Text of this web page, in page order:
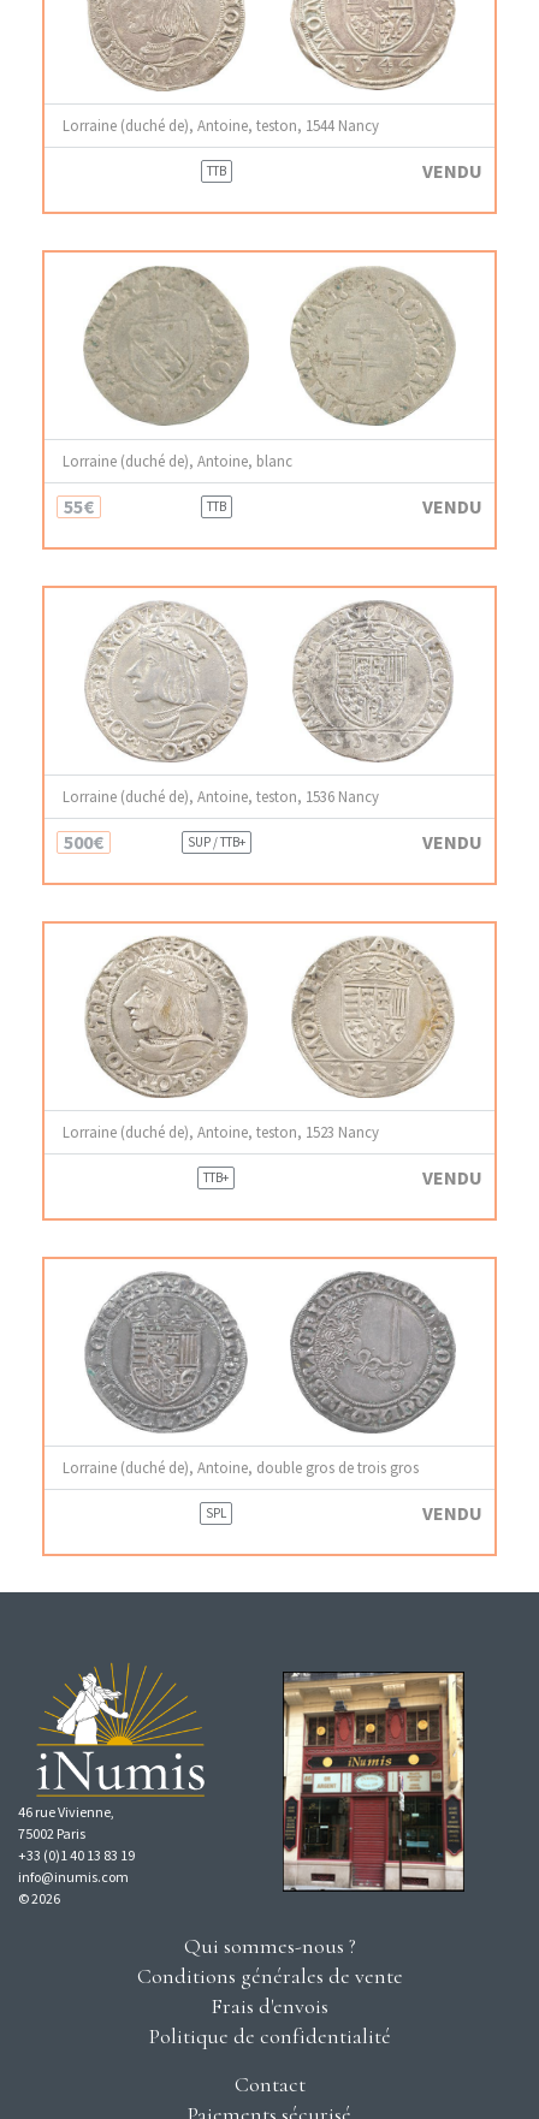
Lorraine (duché de), Antoine, teston, 1544 Nancy
TTB VENDU
Lorraine (duché de), Antoine, blanc
55€ TTB VENDU
Lorraine (duché de), Antoine, teston, 1536 Nancy
500€ SUP / TTB+ VENDU
Lorraine (duché de), Antoine, teston, 1523 Nancy
TTB+ VENDU
Lorraine (duché de), Antoine, double gros de trois gros
SPL VENDU
46 rue Vivienne,
75002 Paris
+33 (0)1 40 13 83 19
info@inumis.com
© 2026
Qui sommes-nous ?
Conditions générales de vente
Frais d'envois
Politique de confidentialité
Contact